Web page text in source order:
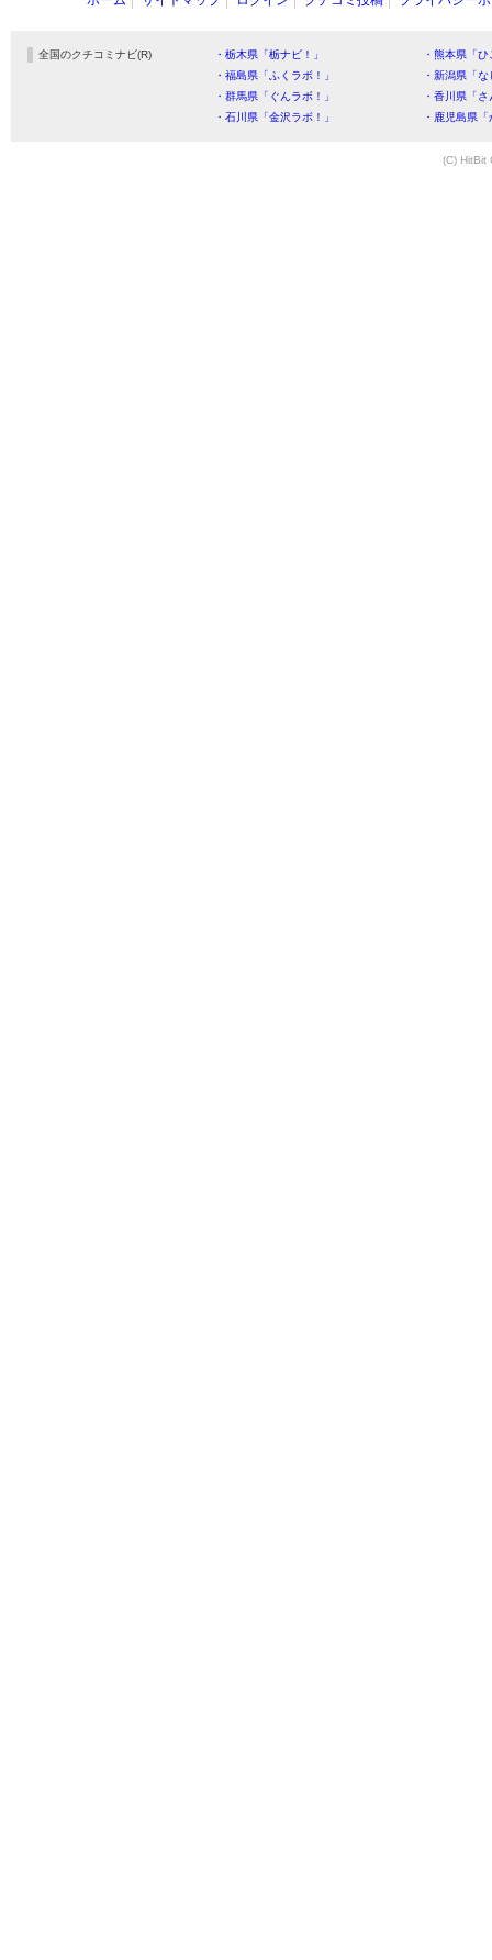
全国のクチコミナビ(R) ・栃木県「栃ナビ！」
・熊本県「
・福島県「ふくラボ！」
・新潟県「
・群馬県「ぐんラボ！」
・香川県「
・石川県「金沢ラボ！」
・鹿児島県
(C) HitBit